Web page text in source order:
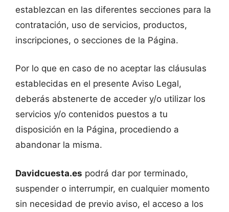
establezcan en las diferentes secciones para la
contratación, uso de servicios, productos,
inscripciones, o secciones de la Página.
Por lo que en caso de no aceptar las cláusulas
establecidas en el presente Aviso Legal,
deberás abstenerte de acceder y/o utilizar los
servicios y/o contenidos puestos a tu
disposición en la Página, procediendo a
abandonar la misma.
Davidcuesta.es podrá dar por terminado,
suspender o interrumpir, en cualquier momento
sin necesidad de previo aviso, el acceso a los